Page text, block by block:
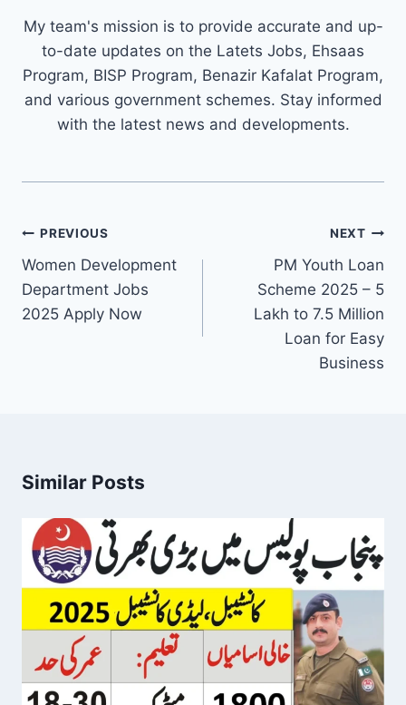
My team's mission is to provide accurate and up-
to-date updates on the Latets Jobs, Ehsaas
Program, BISP Program, Benazir Kafalat Program,
and various government schemes. Stay informed
with the latest news and developments.
Post
navigation
PREVIOUS
Women Development
Department Jobs
2025 Apply Now
NEXT
PM Youth Loan
Scheme 2025 – 5
Lakh to 7.5 Million
Loan for Easy
Business
Similar Posts